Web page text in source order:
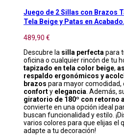
Juego de 2 Sillas con Brazos
Tela Beige y Patas en
489,90 €
Descubre la silla perfecta para
oficina o cualquier rincón de tu
tapizado en tela color beige,
respaldo ergonómicos y
brazos para mayor comodidad,
conforty elegancia . Además,
giratorio de 180º con retorno
convierte en una opción ideal
buscan funcionalidad y estilo.
varios colores para que elijas el
adapte a tu decoración!